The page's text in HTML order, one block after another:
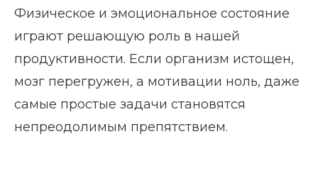
Физическое и эмоциональное состояние
играют решающую роль в нашей
продуктивности. Если организм истощен,
мозг перегружен, а мотивации ноль, даже
самые простые задачи становятся
непреодолимым препятствием.